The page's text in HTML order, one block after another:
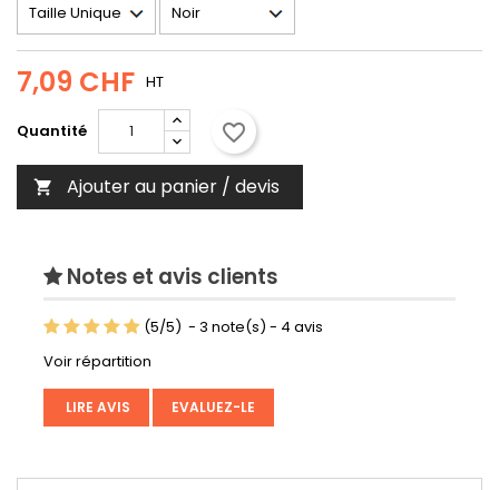
7,09 CHF HT
Quantité favorite_border
 Ajouter au panier / devis
Notes et avis clients
(5/5) - 3 note(s) - 4 avis
Voir répartition
LIRE AVIS EVALUEZ-LE